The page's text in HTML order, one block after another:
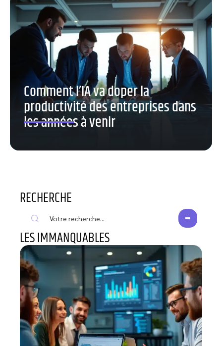
Comment l’IA va doper la
productivité des entreprises dans
les années à venir
RECHERCHE
LES IMMANQUABLES